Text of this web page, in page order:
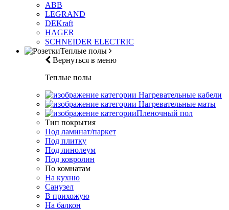
ABB
LEGRAND
DEKraft
HAGER
SCHNEIDER ELECTRIC
Теплые полы
Вернуться в меню
Теплые полы
Нагревательные кабели
Нагревательные маты
Пленочный пол
Тип покрытия
Под ламинат/паркет
Под плитку
Под линолеум
Под ковролин
По комнатам
На кухню
Санузел
В прихожую
На балкон